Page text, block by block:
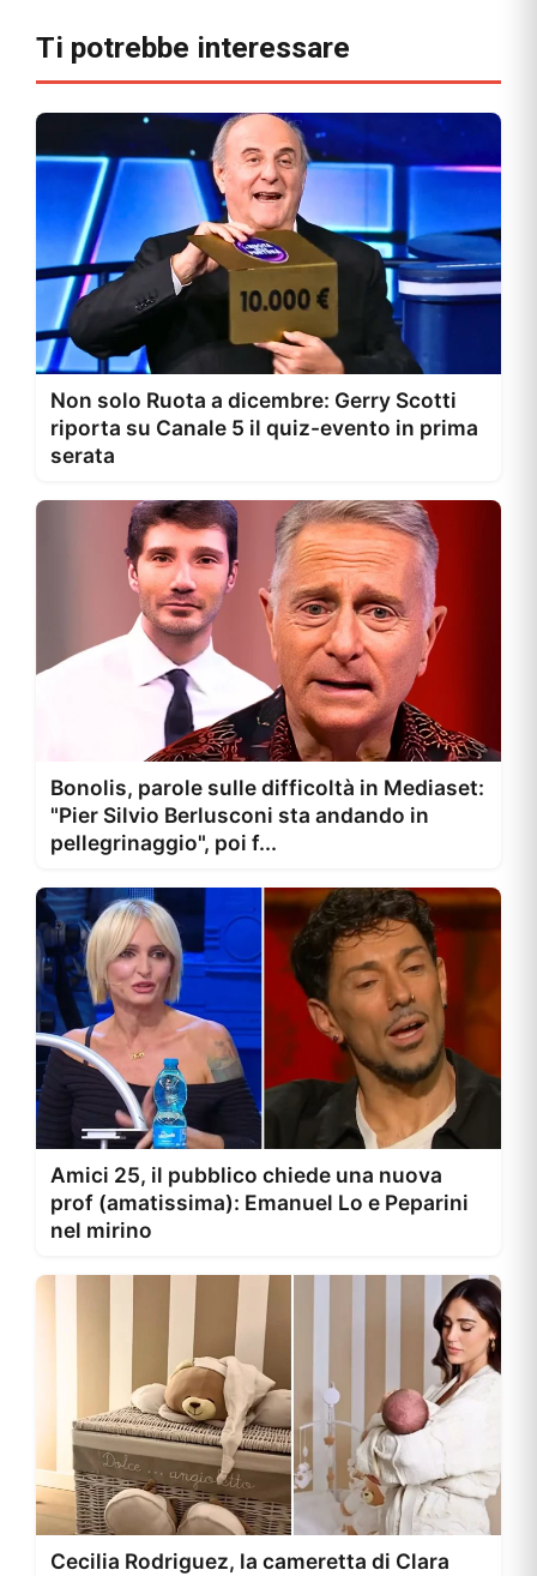
Ti potrebbe interessare
Non solo Ruota a dicembre: Gerry Scotti
riporta su Canale 5 il quiz-evento in prima
serata
Bonolis, parole sulle difficoltà in Mediaset:
"Pier Silvio Berlusconi sta andando in
pellegrinaggio", poi f...
Amici 25, il pubblico chiede una nuova
prof (amatissima): Emanuel Lo e Peparini
nel mirino
Cecilia Rodriguez, la cameretta di Clara